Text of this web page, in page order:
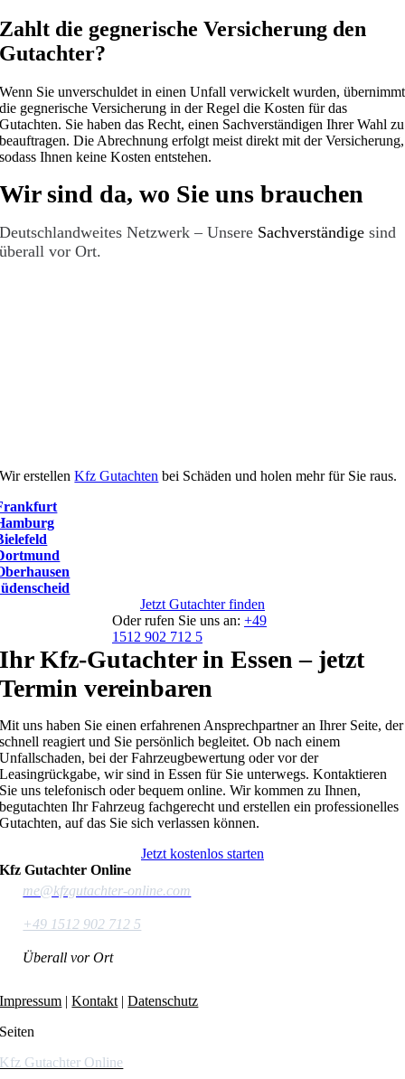
Zahlt die gegnerische Versicherung den
Gutachter?
Wenn Sie unverschuldet in einen Unfall verwickelt wurden, übernimmt
die gegnerische Versicherung in der Regel die Kosten für das
Gutachten. Sie haben das Recht, einen Sachverständigen Ihrer Wahl zu
beauftragen. Die Abrechnung erfolgt meist direkt mit der Versicherung,
sodass Ihnen keine Kosten entstehen.
Wir sind da, wo Sie uns brauchen
Deutschlandweites Netzwerk – Unsere Sachverständige sind
überall vor Ort.
Wir erstellenKfz Gutachten bei Schäden und holen mehr für Sie raus.
Jetzt Gutachter finden
Oder rufen Sie uns an: +49
1512 902 712 5
Ihr Kfz-Gutachter in Essen – jetzt
Termin vereinbaren
Mit uns haben Sie einen erfahrenen Ansprechpartner an Ihrer Seite, der
schnell reagiert und Sie persönlich begleitet. Ob nach einem
Unfallschaden, bei der Fahrzeugbewertung oder vor der
Leasingrückgabe, wir sind in Essen für Sie unterwegs. Kontaktieren
Sie uns telefonisch oder bequem online. Wir kommen zu Ihnen,
begutachten Ihr Fahrzeug fachgerecht und erstellen ein professionelles
Gutachten, auf das Sie sich verlassen können.
Jetzt kostenlos starten
Kfz Gutachter Online
me@kfzgutachter-online.com
+49 1512 902 712 5
Überall vor Ort
Impressum |Kontakt |Datenschutz
Seiten
Kfz Gutachter Online